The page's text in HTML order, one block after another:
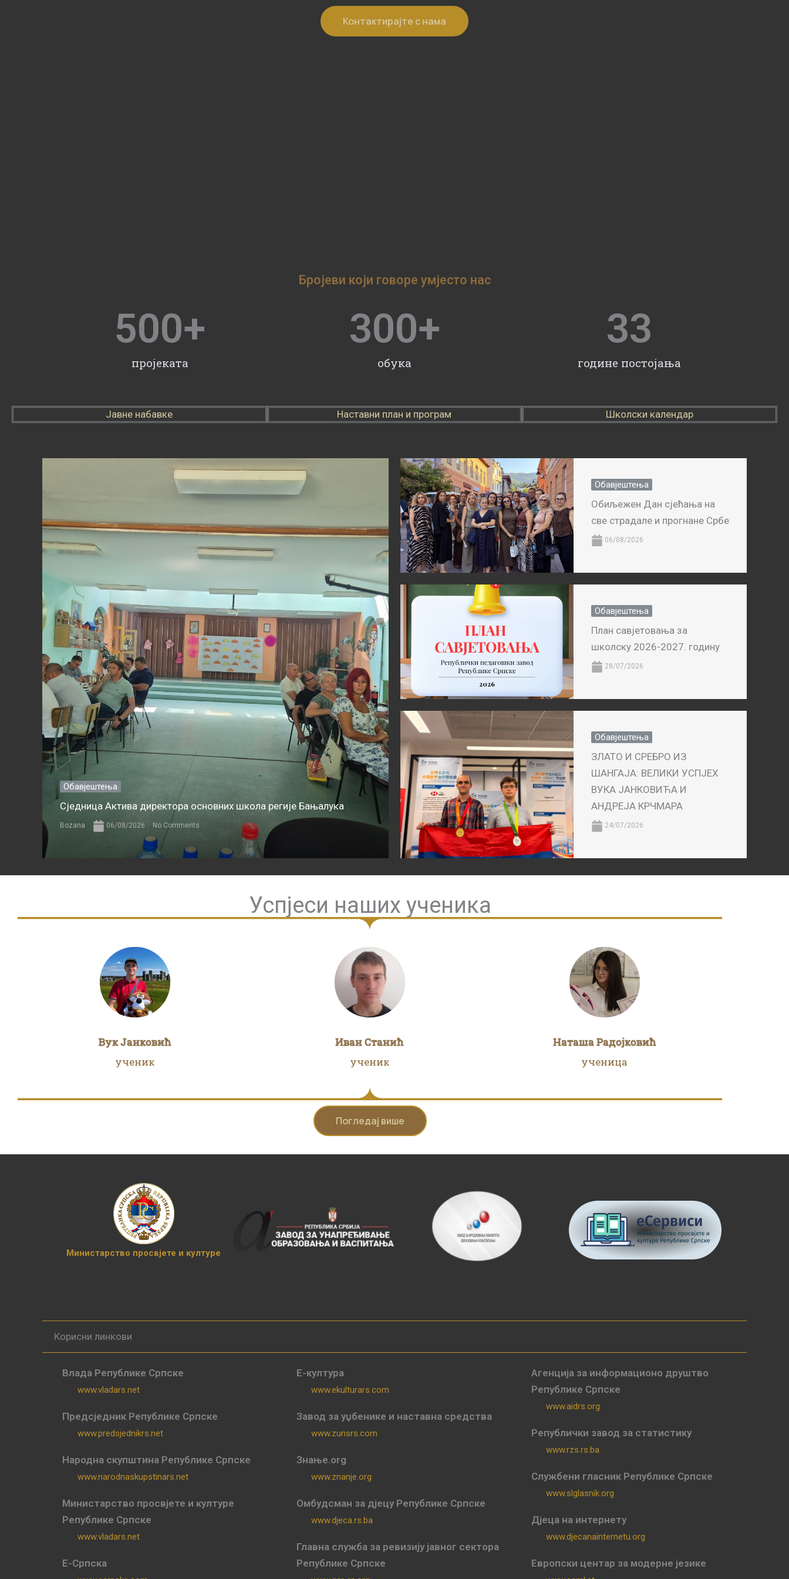
Контактирајте с нама
Бројеви који говоре умјесто нас
пројеката
500+
обука
300+
године постојања
33
Јавне набавке Наставни план и програм Школски календар
Обавјештења
Сједница Актива директора основних школа регије Бањалука
Bozana 06/08/2026 No Comments
Обавјештења
Обиљежен Дан сјећања на
све страдале и прогнане Србе
06/08/2026
Обавјештења
План савјетовања за
школску 2026-2027. годину
28/07/2026
Обавјештења
ЗЛАТО И СРЕБРО ИЗ
ШАНГАЈА: ВЕЛИКИ УСПЈЕХ
ВУКА ЈАНКОВИЋА И
АНДРЕЈА КРЧМАРА
24/07/2026
Успјеси наших ученика
Вук Јанковић
ученик
Иван Станић
ученик
Наташа Радојковић
ученица
Погледај више
Министарство просвјете и културе
Корисни линкови
Влада Републике Српске
www.vladars.net
Предсједник Републике Српске
www.predsjednikrs.net
Народна скупштина Републике Српске
www.narodnaskupstinars.net
Министарство просвјете и културе
Републике Српске
www.vladars.net
Е-Српска
Е-култура
www.ekulturars.com
Завод за уџбенике и наставна средства
www.zunsrs.com
Знање.org
www.znanje.org
Омбудсман за дјецу Републике Српске
www.djeca.rs.ba
Главна служба за ревизију јавног сектора
Републике Српске
Агенција за информационо друштво
Републике Српске
www.aidrs.org
Републички завод за статистику
www.rzs.rs.ba
Службени гласник Републике Српске
www.slglasnik.org
Дјеца на интернету
www.djecanainternetu.org
Европски центар за модерне језике